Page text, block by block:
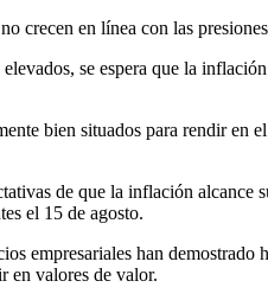
crecen en línea con las
se espera que la
bien situados para rendir en
de que la inflación alcance
el 15 de agosto.
empresariales han demostrado
en valores de valor.